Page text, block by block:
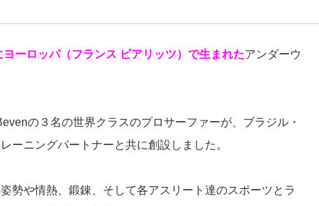
ヨーロッパ（フランス ビアリッツ）で生まれたアンダーウ
の３名の世界クラスのプロサーファーが、ブラジル・
ーニングパートナーと共に創設しました。
勢や情熱、鍛錬、そして各アスリート達のスポーツとラ